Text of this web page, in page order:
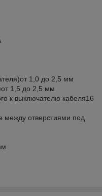
1,0 до 2,5 мм
1,5 до 2,5 мм
к выключателю кабеля16
между отверстиями под